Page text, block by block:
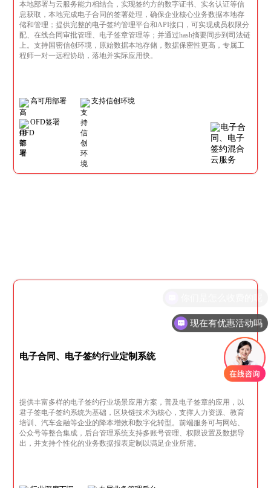
本地部署与云服务能力相结合，实现签约方的数字证书、实名认证等信
息获取，本地完成电子合同的签署处理，确保企业核心业务数据本地存
储和管理；提供完整的电子签约管理平台和API接口，可实现成员权限分
配、在线合同审批管理、电子签章管理等；并通过hash摘要同步到司法链
上。支持国密信创环境，原始数据本地存储，数据保密性更高，专属工
程师一对一远程协助，落地并实际应用快。
高可用部署 支持信创环境
OFD签署
电子合同、电子签约行业定制系统
提供丰富多样的电子签约行业场景应用方案，普及电子签章的应用，以
君子签电子签约系统为基础，区块链技术为核心，支撑人力资源、教育
培训、汽车金融等企业的降本增效和数字化转型。前端服务可与网站、
公众号等整合集成，后台管理系统支持多账号管理、权限设置及数据导
出，并支持个性化的业务数据报表定制以满足企业所需。
现在有优惠活动吗